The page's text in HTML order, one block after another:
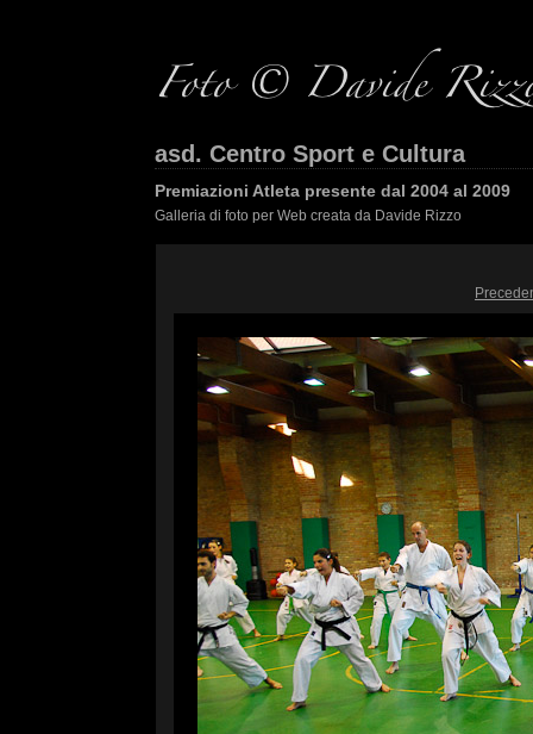
asd. Centro Sport e Cultura
Premiazioni Atleta presente dal 2004 al 2009
Galleria di foto per Web creata da Davide Rizzo